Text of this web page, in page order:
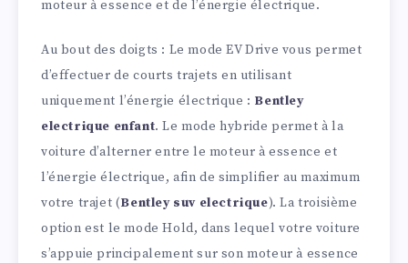
moteur à essence et de l’énergie électrique.
Au bout des doigts : Le mode EV Drive vous permet
d’effectuer de courts trajets en utilisant
uniquement l’énergie électrique : Bentley
electrique enfant. Le mode hybride permet à la
voiture d’alterner entre le moteur à essence et
l’énergie électrique, afin de simplifier au maximum
votre trajet (Bentley suv electrique). La troisième
option est le mode Hold, dans lequel votre voiture
s’appuie principalement sur son moteur à essence